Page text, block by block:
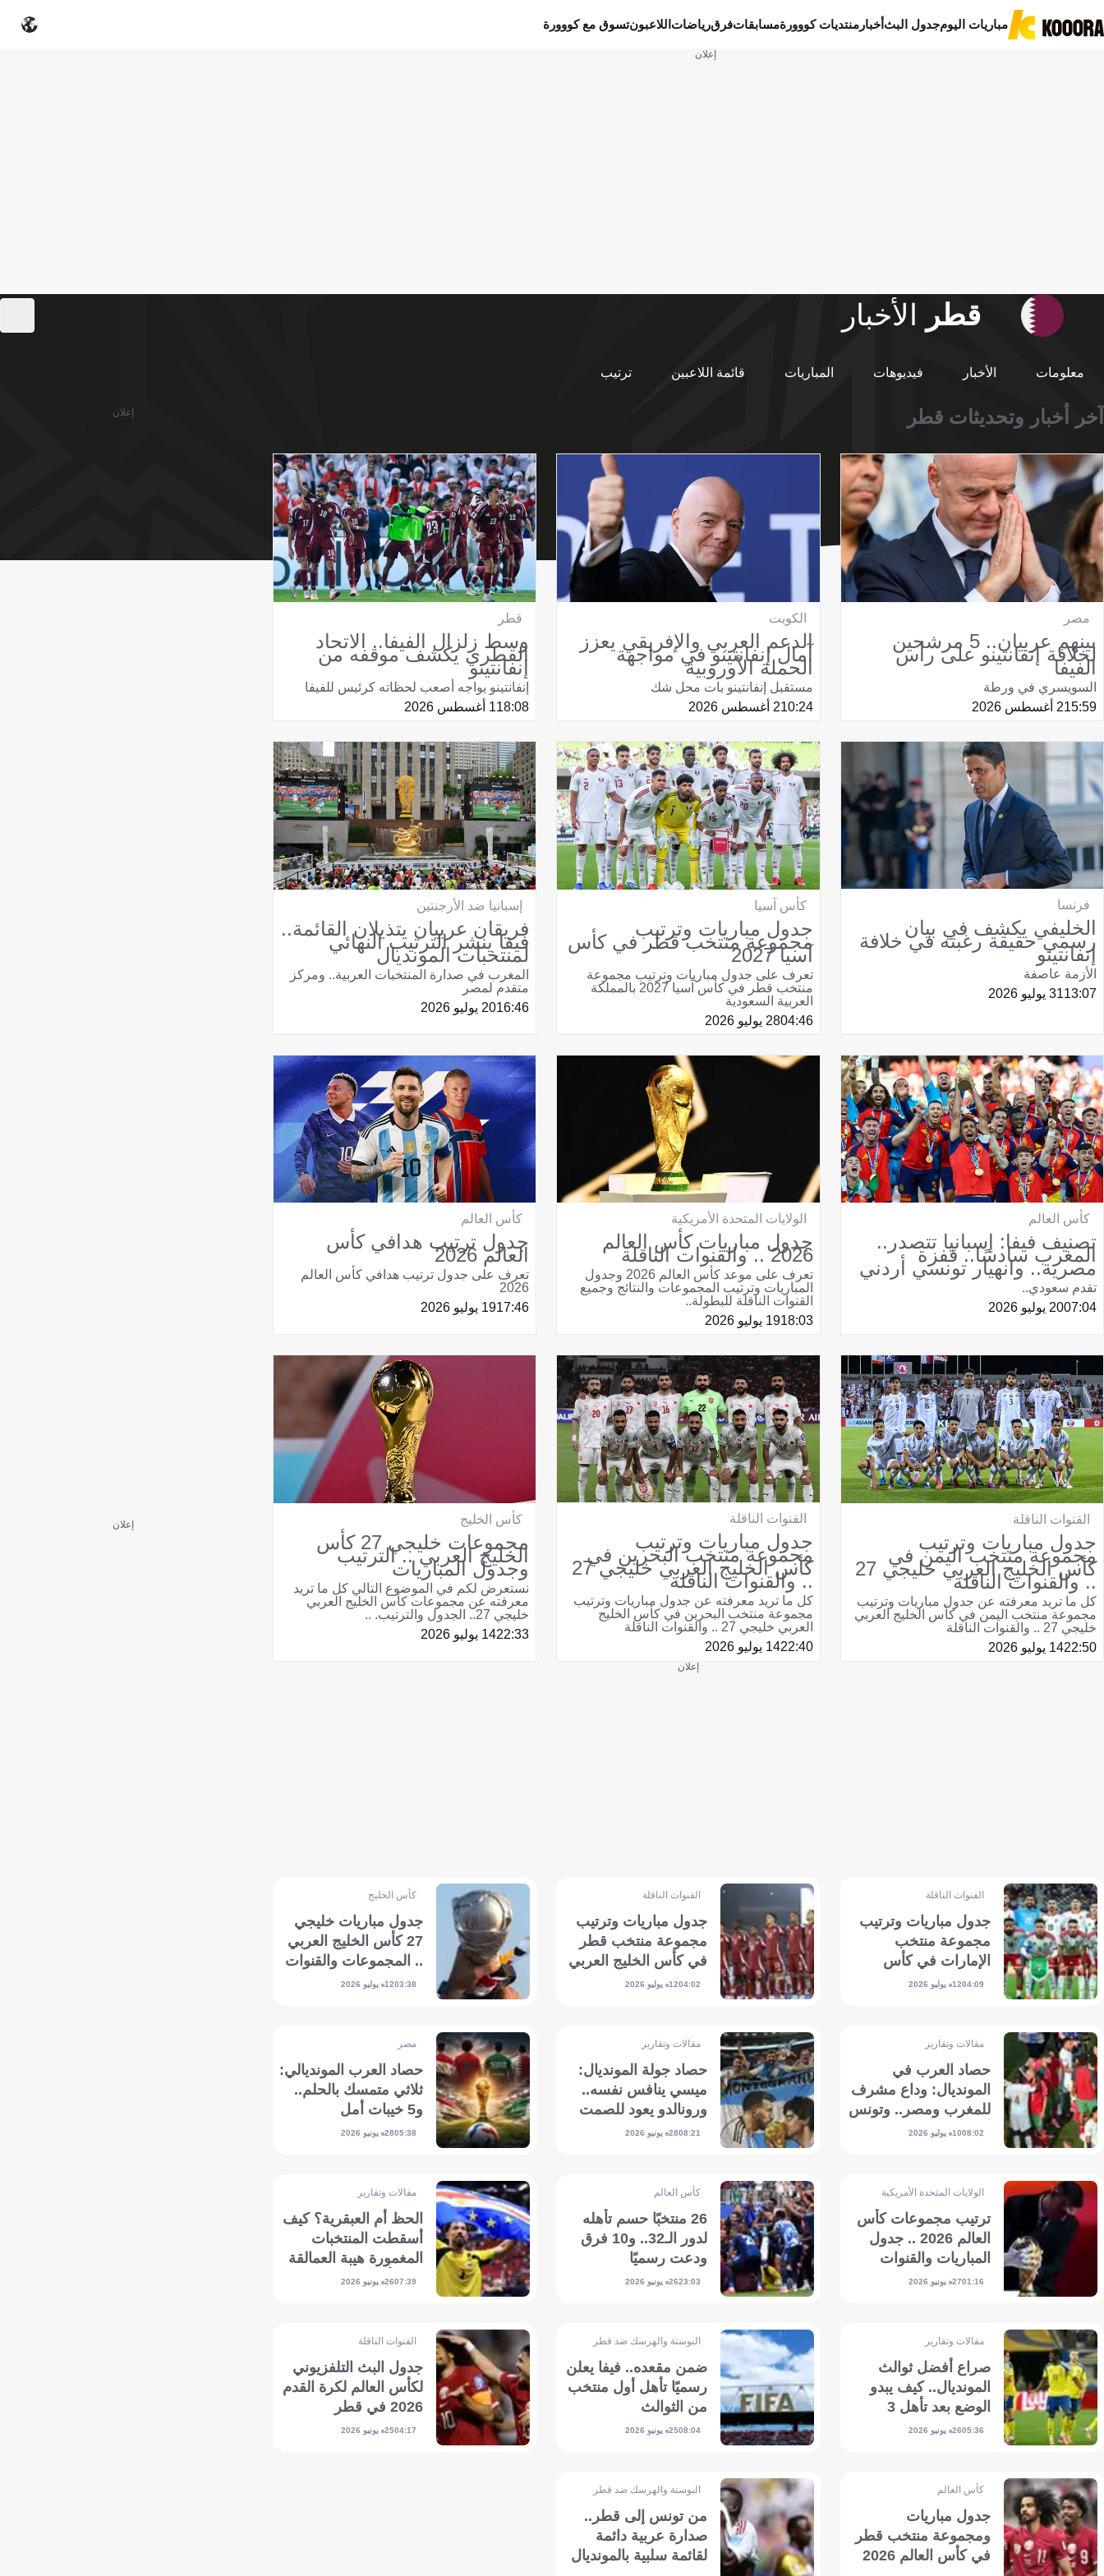
مباريات اليومجدول البثأخبار منتديات كووورةمسابقاتفرقرياضات اللاعبونتسوق مع كووورة
إعلان
قطر الأخبار
معلومات الأخبار فيديوهات المباريات قائمة اللاعبين ترتيب
آخر أخبار وتحديثات قطر
مصر
بينهم عربيان.. 5 مرشحين
لخلافة إنفانتينو على رأس
الفيفا
السويسري في ورطة
15:592 أغسطس 2026
الكويت
الدعم العربي والإفريقي يعزز
آمال إنفانتينو في مواجهة
الحملة الأوروبية
مستقبل إنفانتينو بات محل شك
10:242 أغسطس 2026
قطر
وسط زلزال الفيفا.. الاتحاد
القطري يكشف موقفه من
إنفانتينو
إنفانتينو يواجه أصعب لحظاته كرئيس للفيفا
18:081 أغسطس 2026
فرنسا
الخليفي يكشف في بيان
رسمي حقيقة رغبته في خلافة
إنفانتينو
الأزمة عاصفة
13:0731 يوليو 2026
كأس آسيا
جدول مباريات وترتيب
مجموعة منتخب قطر في كأس
آسيا 2027
تعرف على جدول مباريات وترتيب مجموعة
منتخب قطر في كأس آسيا 2027 بالمملكة
العربية السعودية
04:4628 يوليو 2026
إسبانيا ضد الأرجنتين
فريقان عربيان يتذيلان القائمة..
فيفا ينشر الترتيب النهائي
لمنتخبات المونديال
المغرب في صدارة المنتخبات العربية.. ومركز
متقدم لمصر
16:4620 يوليو 2026
كأس العالم
تصنيف فيفا: إسبانيا تتصدر..
المغرب سادسًا.. قفزة
مصرية.. وانهيار تونسي أردني
تقدم سعودي..
07:0420 يوليو 2026
الولايات المتحدة الأمريكية
جدول مباريات كأس العالم
2026 .. والقنوات الناقلة
تعرف على موعد كأس العالم 2026 وجدول
المباريات وترتيب المجموعات والنتائج وجميع
القنوات الناقلة للبطولة..
18:0319 يوليو 2026
كأس العالم
جدول ترتيب هدافي كأس
العالم 2026
تعرف على جدول ترتيب هدافي كأس العالم
2026
17:4619 يوليو 2026
القنوات الناقلة
جدول مباريات وترتيب
مجموعة منتخب اليمن في
كأس الخليج العربي خليجي 27
.. والقنوات الناقلة
كل ما تريد معرفته عن جدول مباريات وترتيب
مجموعة منتخب اليمن في كأس الخليج العربي
خليجي 27 .. والقنوات الناقلة
22:5014 يوليو 2026
القنوات الناقلة
جدول مباريات وترتيب
مجموعة منتخب البحرين في
كأس الخليج العربي خليجي 27
.. والقنوات الناقلة
كل ما تريد معرفته عن جدول مباريات وترتيب
مجموعة منتخب البحرين في كأس الخليج
العربي خليجي 27 .. والقنوات الناقلة
22:4014 يوليو 2026
كأس الخليج
مجموعات خليجي 27 كأس
الخليج العربي .. الترتيب
وجدول المباريات
نستعرض لكم في الموضوع التالي كل ما تريد
معرفته عن مجموعات كأس الخليج العربي
خليجي 27.. الجدول والترتيب. ..
22:3314 يوليو 2026
إعلان
القنوات الناقلة
جدول مباريات وترتيب
مجموعة منتخب
الإمارات في كأس
الخليج العربي خليجي
04:0912 يوليو 2026
القنوات الناقلة
جدول مباريات وترتيب
مجموعة منتخب قطر
في كأس الخليج العربي
خليجي 27 .. والقنوات
04:0212 يوليو 2026
كأس الخليج
جدول مباريات خليجي
27 كأس الخليج العربي
.. المجموعات والقنوات
الناقلة
03:3812 يوليو 2026
مقالات وتقارير
حصاد العرب في
المونديال: وداع مشرف
للمغرب ومصر.. وتونس
أبرز المخيبين
08:0210 يوليو 2026
مقالات وتقارير
حصاد جولة المونديال:
ميسي ينافس نفسه..
ورونالدو يعود للصمت
08:2128 يونيو 2026
مصر
حصاد العرب المونديالي:
ثلاثي متمسك بالحلم..
و5 خيبات أمل
05:3828 يونيو 2026
الولايات المتحدة الأمريكية
ترتيب مجموعات كأس
العالم 2026 .. جدول
المباريات والقنوات
الناقلة
01:1627 يونيو 2026
كأس العالم
26 منتخبًا حسم تأهله
لدور الـ32.. و10 فرق
ودعت رسميًا
23:0326 يونيو 2026
مقالات وتقارير
الحظ أم العبقرية؟ كيف
أسقطت المنتخبات
المغمورة هيبة العمالقة
في كأس العالم 2026؟
07:3926 يونيو 2026
مقالات وتقارير
صراع أفضل ثوالث
المونديال.. كيف يبدو
الوضع بعد تأهل 3
منتخبات؟
05:3626 يونيو 2026
البوسنة والهرسك ضد قطر
ضمن مقعده.. فيفا يعلن
رسميًا تأهل أول منتخب
من الثوالث
08:0425 يونيو 2026
القنوات الناقلة
جدول البث التلفزيوني
لكأس العالم لكرة القدم
2026 في قطر
04:1725 يونيو 2026
كأس العالم
جدول مباريات
ومجموعة منتخب قطر
في كأس العالم 2026
البوسنة والهرسك ضد قطر
من تونس إلى قطر..
صدارة عربية دائمة
لقائمة سلبية بالمونديال
إعلان
إعلان